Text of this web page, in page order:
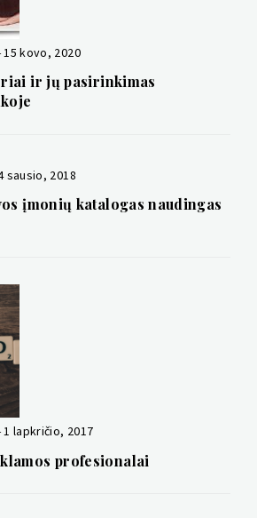
15 kovo, 2020
ir jų pasirinkimas
sausio, 2018
įmonių katalogas naudingas
1 lapkričio, 2017
profesionalai